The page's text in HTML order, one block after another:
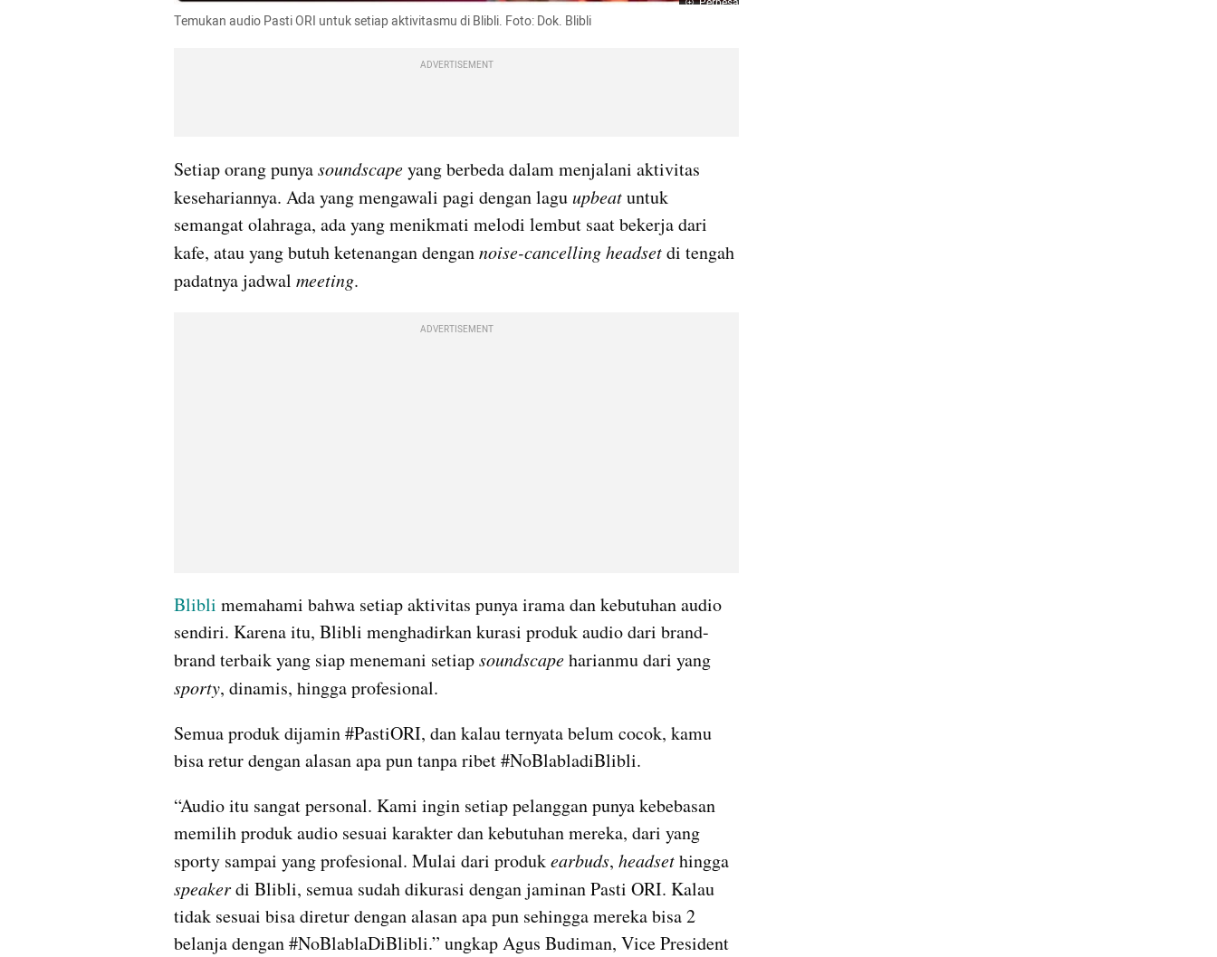
Temukan audio Pasti ORI untuk setiap aktivitasmu di Blibli. Foto: Dok. Blibli
ADVERTISEMENT
Setiap orang punya soundscape yang berbeda dalam menjalani aktivitas
kesehariannya. Ada yang mengawali pagi dengan lagu upbeat untuk
semangat olahraga, ada yang menikmati melodi lembut saat bekerja dari
kafe, atau yang butuh ketenangan dengan noise-cancelling headset di tengah
padatnya jadwal meeting.
ADVERTISEMENT
Blibli memahami bahwa setiap aktivitas punya irama dan kebutuhan audio
sendiri. Karena itu, Blibli menghadirkan kurasi produk audio dari brand-
brand terbaik yang siap menemani setiap soundscape
sporty, dinamis, hingga profesional.
Semua produk dijamin #PastiORI, dan kalau ternyata belum cocok, kamu
bisa retur dengan alasan apa pun tanpa ribet #NoBlabladiBlibli.
“Audio itu sangat personal. Kami ingin setiap pelanggan punya kebebasan
memilih produk audio sesuai karakter dan kebutuhan mereka, dari yang
sporty sampai yang profesional. Mulai dari produk earbuds, headset
speaker di Blibli, semua sudah dikurasi dengan jaminan Pasti ORI. Kalau
tidak sesuai bisa diretur dengan alasan apa pun sehingga mereka bisa 2
belanja dengan #NoBlablaDiBlibli.” ungkap Agus Budiman, Vice President